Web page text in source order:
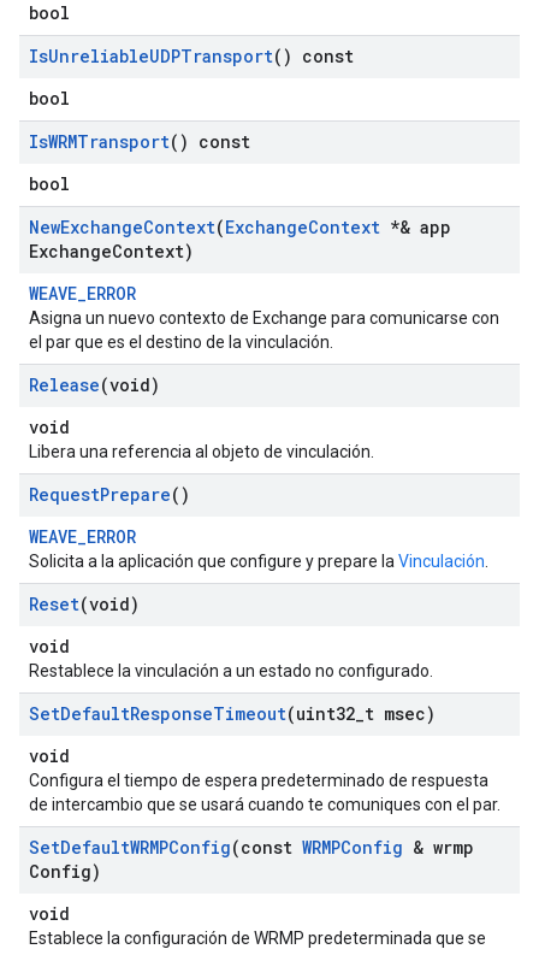
bool
IsUnreliableUDPTransport() const
bool
IsWRMTransport() const
bool
NewExchangeContext(ExchangeContext *& app
ExchangeContext)
WEAVE_ERROR
Asigna un nuevo contexto de Exchange para comunicarse con
el par que es el destino de la vinculación.
Release(void)
void
Libera una referencia al objeto de vinculación.
RequestPrepare()
WEAVE_ERROR
Solicita a la aplicación que configure y prepare la Vinculación
Reset(void)
void
Restablece la vinculación a un estado no configurado.
SetDefaultResponseTimeout(uint32 t msec)
void
Configura el tiempo de espera predeterminado de respuesta
de intercambio que se usará cuando te comuniques con el par.
SetDefaultWRMPConfig(const WRMPConfig & wrmp
Config)
void
Establece la configuración de WRMP predeterminada que se